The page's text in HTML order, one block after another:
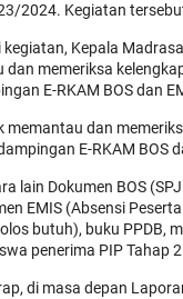
2024. Kegiatan
Kepala
memeriksa
E-RKAM BOS dan
memantau dan
E-RKAM BOS
lain Dokumen BOS
EMIS (Absensi
butuh), buku PPDB,
penerima PIP Tahap
di masa depan